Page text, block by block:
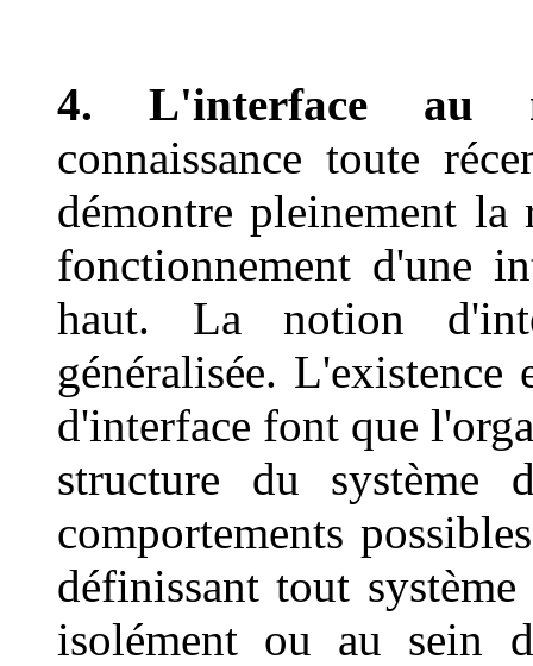
4. L'interface au
connaissance toute
démontre pleinement
fonctionnement d'une
haut. La notion
généralisée.
d'interface font que
structure du système
comportements
définissant tout
isolément ou au sein